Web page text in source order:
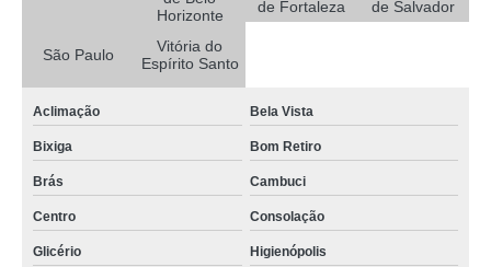
quanto custa gravador dvr veicular Barro Vermelho
onde vende camera veicular gravador Paraisópolis
gravadores veiculares Senador José Bento
Horizonte
de Fortaleza de Salvador
São Paulo
Vitória do
Espírito Santo
Aclimação Bela Vista
Bixiga Bom Retiro
Brás Cambuci
Centro Consolação
Glicério Higienópolis